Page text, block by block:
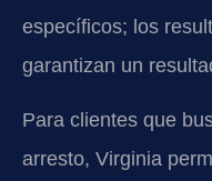
específicos; los
garantizan un
Para clientes que
arresto, Virginia